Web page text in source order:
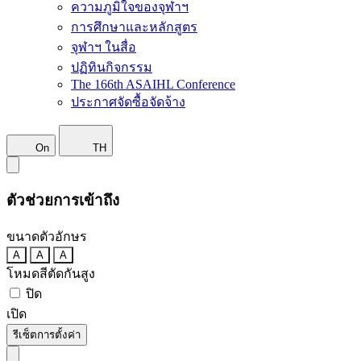
ความภูมิใจของจุฬาฯ
การศึกษาและหลักสูตร
จุฬาฯ ในสื่อ
ปฏิทินกิจกรรม
The 166th ASAIHL Conference
ประกาศจัดซื้อจัดจ้าง
On TH
ตัวช่วยการเข้าถึง
ขนาดตัวอักษร
A A A
โหมดสีตัดกันสูง
ปิด
เปิด
รีเซ็ตการตั้งค่า